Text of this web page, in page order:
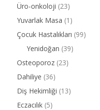
Üro-onkoloji (23)
Yuvarlak Masa (1)
Çocuk Hastalıkları (99)
Yenidoğan (39)
Osteoporoz (23)
Dahiliye (36)
Diş Hekimliği (13)
Eczacılık (5)